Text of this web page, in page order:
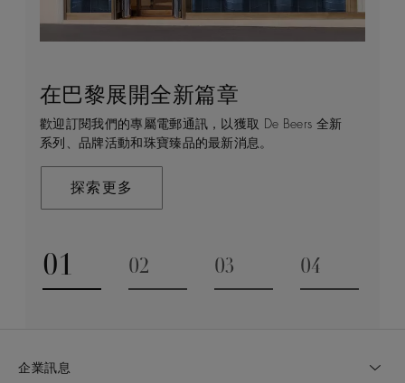
在巴黎展開全新篇章
歡迎訂閱我們的專屬電郵通訊，以獲取 De Beers 全新
系列、品牌活動和珠寶臻品的最新消息。
探索更多
守護永恒
De Beers 在全球珠寶領域獨樹一幟，因為我們是唯一
與鑽石原產地有直接連結的奢華珠寶品牌。
探索更多
顧客服務
無論您是透過線上購物或造訪實體精品店，我們始終致
力於為您提供個人化的購物體驗。預約於店內或線上進
瞭解更多
De Beers 的世界
De Beers 成立於倫敦，靈感來自非洲的自然，是奢華
鑽石珠寶的巔峰。我們的創意和工藝將鑽石轉化為永恆
探索更多
01
Go to slide 1
02
03
04
企業訊息